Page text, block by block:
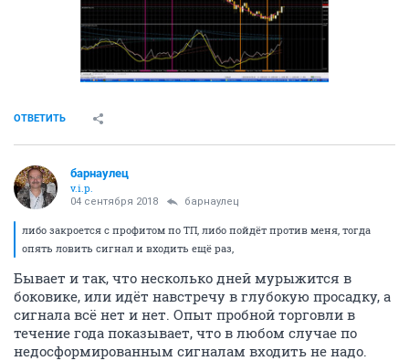
ОТВЕТИТЬ
барнаулец
v.i.p.
04 сентября 2018 барнаулец
либо закроется с профитом по ТП, либо пойдёт против меня, тогда
опять ловить сигнал и входить ещё раз,
Бывает и так, что несколько дней мурыжится в
боковике, или идёт навстречу в глубокую просадку, а
сигнала всё нет и нет. Опыт пробной торговли в
течение года показывает, что в любом случае по
недосформированным сигналам входить не надо.